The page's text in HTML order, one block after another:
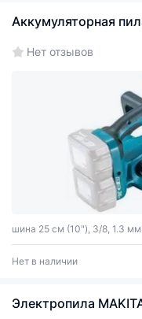
Аккумуляторная
Нет отзывов
шина 25 см (10"), 3/8, 1.3
Нет в наличии
Электропила